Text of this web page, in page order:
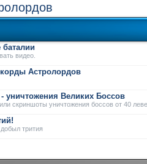
видео.
Астролордов
уничтожения Великих Боссов
скриншоты уничтожения боссов от 40
трития